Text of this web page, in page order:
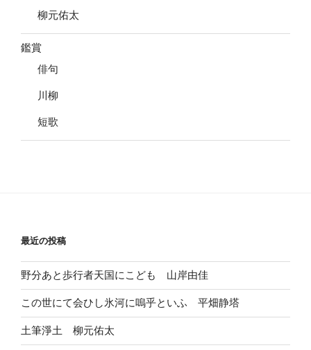
柳元佑太
鑑賞
俳句
川柳
短歌
最近の投稿
野分あと歩行者天国にこども 山岸由佳
この世にて会ひし氷河に嗚乎といふ 平畑静塔
土筆淨土 柳元佑太